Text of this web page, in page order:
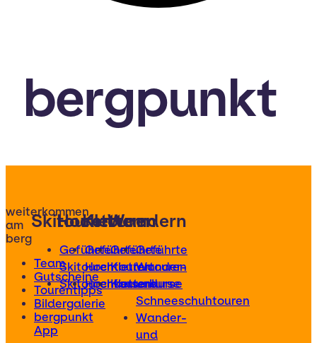
bergpunkt
weiterkommen
am
berg
Team
Gutscheine
Tourentipps
Bildergalerie
bergpunkt
App
Skitouren
Geführte
Skitouren
Skitourenkurse
Hochtouren
Geführte
Hochtouren
Hochtourenkurse
Klettern
Geführte
Klettertouren
Kletterkurse
Wandern
Geführte
Wander-
und
Schneeschuhtouren
Wander-
und